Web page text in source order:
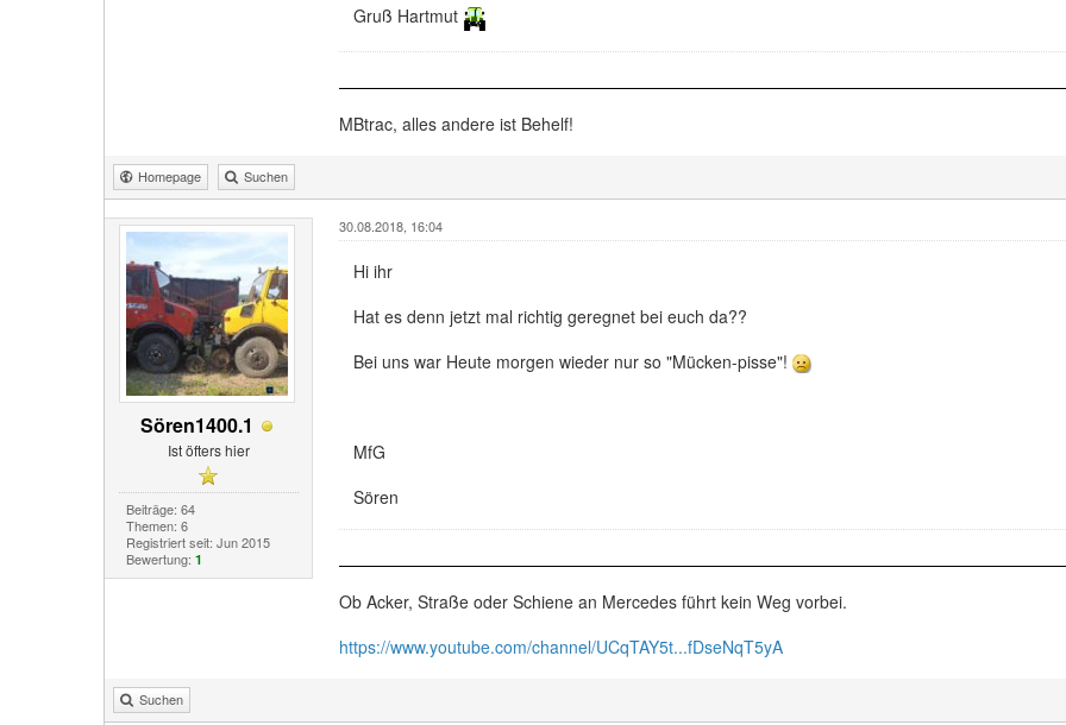
Gruß Hartmut
MBtrac, alles andere ist Behelf!
Homepage Suchen
Sören1400.1
Ist öfters hier
Beiträge: 64
Themen: 6
Registriert seit: Jun 2015
Bewertung: 1
30.08.2018, 16:04
Hi ihr
Hat es denn jetzt mal richtig geregnet bei euch da??
Bei uns war Heute morgen wieder nur so "Mücken-pisse"!
MfG
Sören
Ob Acker, Straße oder Schiene an Mercedes führt kein Weg vorbei.
https://www.youtube.com/channel/UCqTAY5t...fDseNqT5yA
Suchen